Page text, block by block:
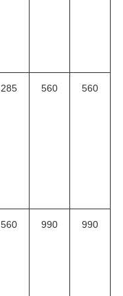
285 560 560
560 990 990